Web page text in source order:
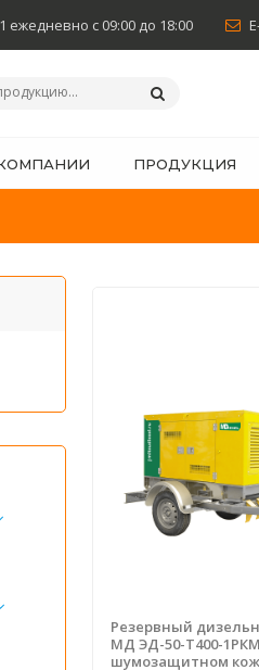
ежедневно с 09:00 до 18:00
ПРОДУКЦИЯ
Резервный
МД ЭД-50-Т400-
шумозащитном